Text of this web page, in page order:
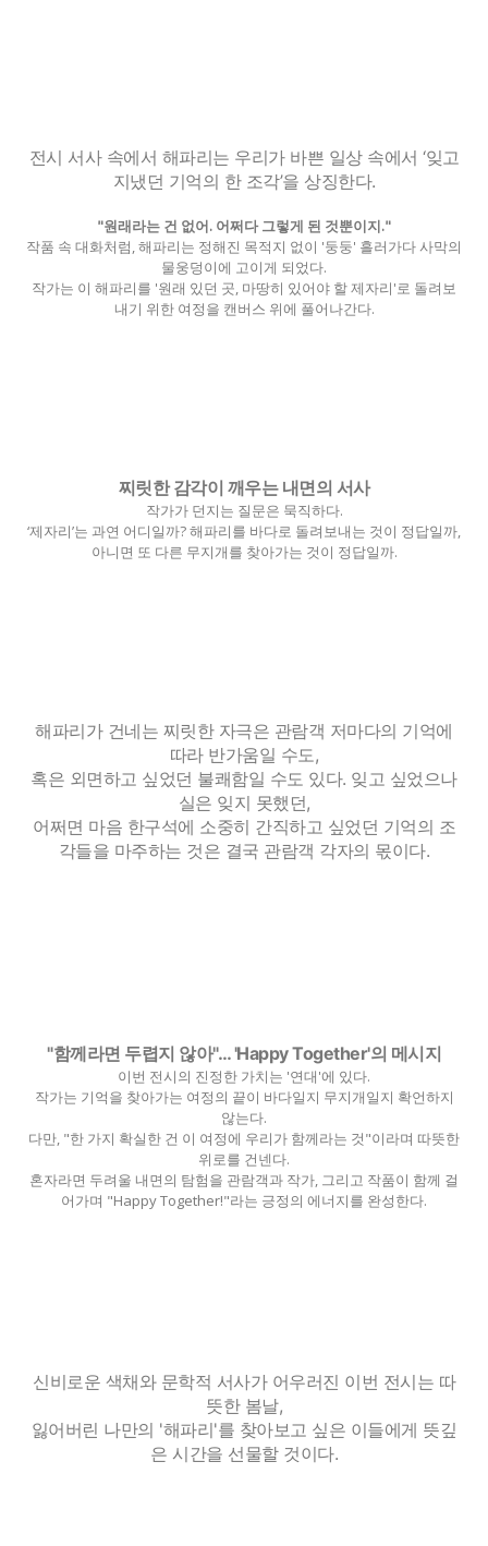
전시 서사 속에서 해파리는 우리가 바쁜 일상 속에서 ‘잊고
지냈던 기억의 한 조각’을 상징한다.
"원래라는 건 없어. 어쩌다 그렇게 된 것뿐이지."
작품 속 대화처럼, 해파리는 정해진 목적지 없이 '둥둥' 흘러가다 사막의
물웅덩이에 고이게 되었다.
작가는 이 해파리를 '원래 있던 곳, 마땅히 있어야 할 제자리'로 돌려보
내기 위한 여정을 캔버스 위에 풀어나간다.
찌릿한 감각이 깨우는 내면의 서사
작가가 던지는 질문은 묵직하다.
‘제자리’는 과연 어디일까? 해파리를 바다로 돌려보내는 것이 정답일까,
아니면 또 다른 무지개를 찾아가는 것이 정답일까.
해파리가 건네는 찌릿한 자극은 관람객 저마다의 기억에
따라 반가움일 수도,
혹은 외면하고 싶었던 불쾌함일 수도 있다. 잊고 싶었으나
실은 잊지 못했던,
어쩌면 마음 한구석에 소중히 간직하고 싶었던 기억의 조
각들을 마주하는 것은 결국 관람객 각자의 몫이다.
"함께라면 두렵지 않아"… 'Happy Together'의 메시지
이번 전시의 진정한 가치는 '연대'에 있다.
작가는 기억을 찾아가는 여정의 끝이 바다일지 무지개일지 확언하지
않는다.
다만, "한 가지 확실한 건 이 여정에 우리가 함께라는 것"이라며 따뜻한
위로를 건넨다.
혼자라면 두려울 내면의 탐험을 관람객과 작가, 그리고 작품이 함께 걸
어가며 "Happy Together!"라는 긍정의 에너지를 완성한다.
신비로운 색채와 문학적 서사가 어우러진 이번 전시는 따
뜻한 봄날,
잃어버린 나만의 '해파리'를 찾아보고 싶은 이들에게 뜻깊
은 시간을 선물할 것이다.